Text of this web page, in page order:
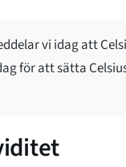
vi idag att
för att sätta